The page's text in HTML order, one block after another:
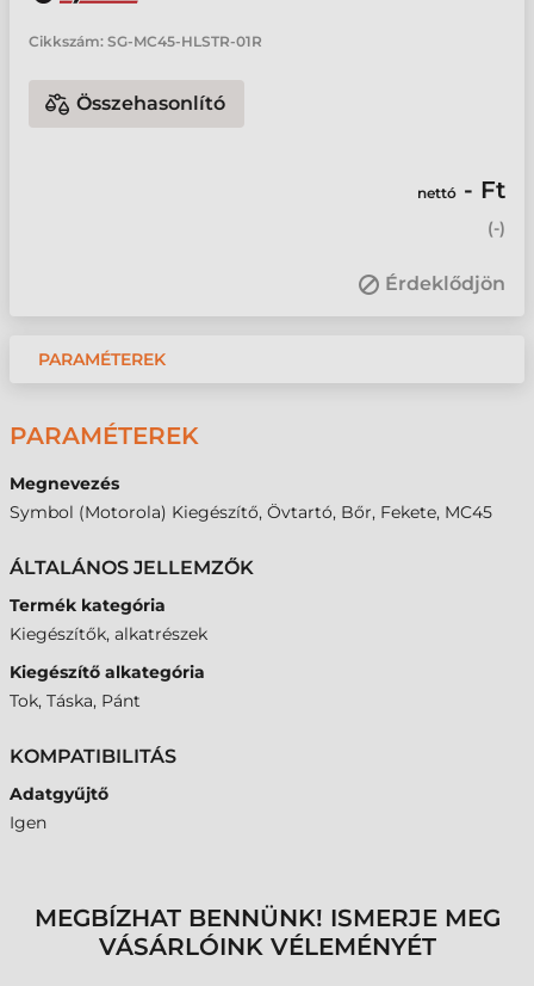
Cikkszám: SG-MC45-HLSTR-01R
Összehasonlító
nettó - Ft
(-)
Érdeklődjön
PARAMÉTEREK
PARAMÉTEREK
Megnevezés
Symbol (Motorola) Kiegészítő, Övtartó, Bőr, Fekete, MC45
ÁLTALÁNOS JELLEMZŐK
Termék kategória
Kiegészítők, alkatrészek
Kiegészítő alkategória
Tok, Táska, Pánt
KOMPATIBILITÁS
Adatgyűjtő
Igen
MEGBÍZHAT BENNÜNK! ISMERJE MEG
VÁSÁRLÓINK VÉLEMÉNYÉT